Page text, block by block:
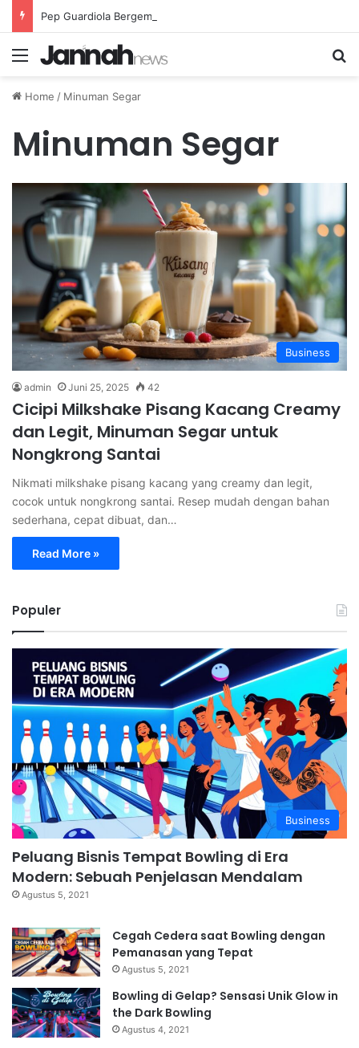
Menu
Home / Minuman Segar
Minuman Segar
Business
admin Juni 25, 2025 42
Cicipi Milkshake Pisang Kacang Creamy
dan Legit, Minuman Segar untuk
Nongkrong Santai
Nikmati milkshake pisang kacang yang creamy dan legit,
cocok untuk nongkrong santai. Resep mudah dengan bahan
sederhana, cepat dibuat, dan…
Read More »
Populer
Business
Peluang Bisnis Tempat Bowling di Era
Modern: Sebuah Penjelasan Mendalam
Agustus 5, 2021
Cegah Cedera saat Bowling dengan
Pemanasan yang Tepat
Agustus 5, 2021
Bowling di Gelap? Sensasi Unik Glow in
the Dark Bowling
Agustus 4, 2021